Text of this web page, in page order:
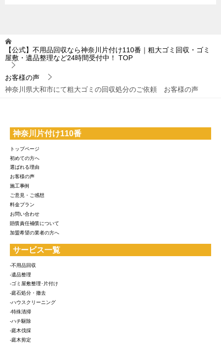
【公式】不用品回収なら神奈川片付け110番｜粗大ゴミ回収・ゴミ
屋敷・遺品整理など24時間受付中！
TOP
お客様の声
神奈川県大和市にて粗大ゴミの回収処分のご依頼 お客様の声
神奈川片付け110番
トップページ
初めての方へ
選ばれる理由
お客様の声
施工事例
ご意見・ご感想
料金プラン
お問い合わせ
賠償責任補償について
加盟希望の業者の方へ
サービス一覧
-不用品回収
-遺品整理
-ゴミ屋敷整理･片付け
-庭石処分・撤去
-ハウスクリーニング
-特殊清掃
-ハチ駆除
-庭木伐採
-庭木剪定